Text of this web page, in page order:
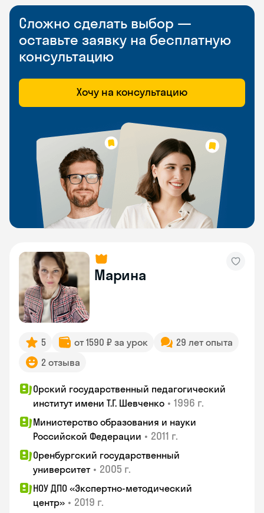
Сложно сделать выбор —
оставьте заявку на бесплатную
консультацию
Хочу на консультацию
Марина
5 от 1590 ₽ за урок
29 лет опыта
2 отзыва
Орский государственный педагогический
институт имени Т.Г. Шевченко • 1996 г.
Министерство образования и науки
Российской Федерации • 2011 г.
Оренбургский государственный
университет • 2005 г.
НОУ ДПО «Экспертно-методический
центр» • 2019 г.